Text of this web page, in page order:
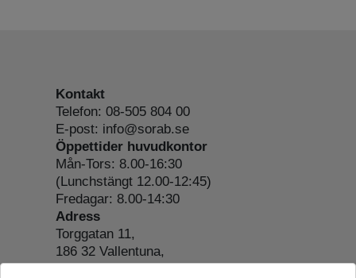
Kontakt
Telefon: 08-505 804 00
E-post: info@sorab.se
Öppettider huvudkontor
Mån-Tors: 8.00-16:30
(Lunchstängt 12.00-12:45)
Fredagar: 8.00-14:30
Adress
Torggatan 11,
186 32 Vallentuna,
Org.nr: 556197-4022